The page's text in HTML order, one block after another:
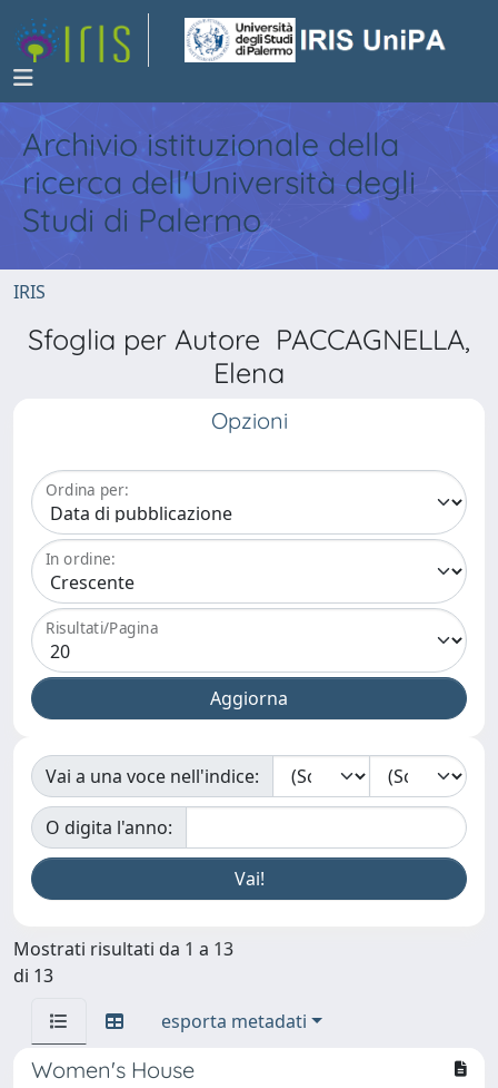
Archivio istituzionale della
ricerca dell'Università degli
Studi di Palermo
IRIS
Sfoglia per Autore PACCAGNELLA,
Elena
Opzioni
Ordina per:
In ordine:
Risultati/Pagina
Vai a una voce nell'indice:
O digita l'anno:
Mostrati risultati da 1 a 13
di 13
esporta metadati
Women's House